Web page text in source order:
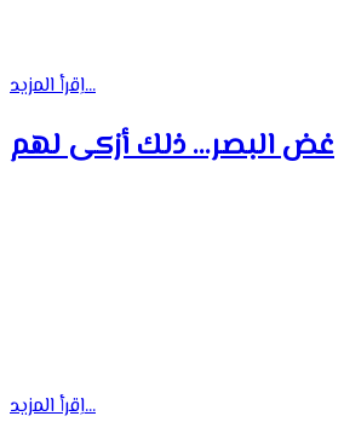
اِقرأ المزيد...
غض البصر... ذلك أزكى لهم
اِقرأ المزيد...